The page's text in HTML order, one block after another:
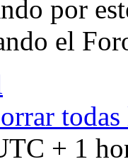
por
el
+ 1